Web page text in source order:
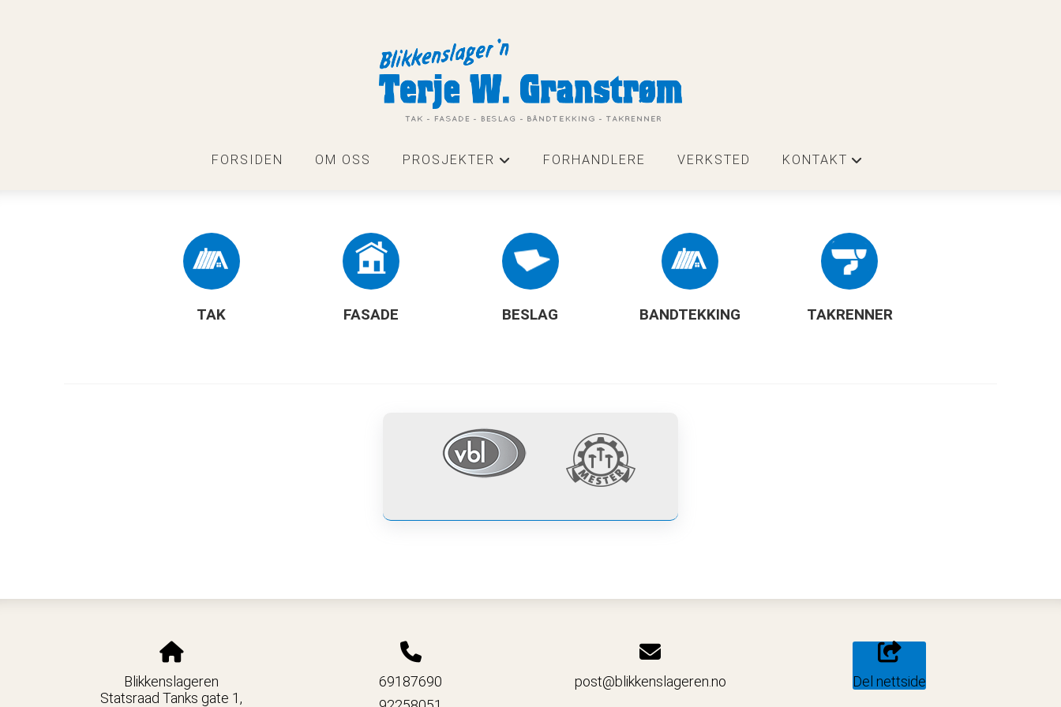
FORSIDEN OM OSS PROSJEKTER FORHANDLERE VERKSTED KONTAKT
Blikkenslager Granstrøm -
Blikkenslagerarbeid med Tradisjon og Kvalitet siden 1972
TAK FASADE BESLAG BANDTEKKING TAKRENNER
Blikkenslageren
Statsraad Tanks gate 1,
69187690
post@blikkenslageren.no Del nettside